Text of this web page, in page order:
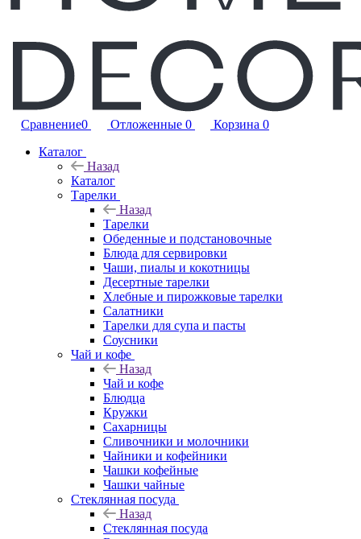
Сравнение0 Отложенные 0 Корзина 0
Каталог
Назад
Каталог
Тарелки
Назад
Тарелки
Обеденные и подстановочные
Блюда для сервировки
Чаши, пиалы и кокотницы
Десертные тарелки
Хлебные и пирожковые тарелки
Салатники
Тарелки для супа и пасты
Соусники
Чай и кофе
Назад
Чай и кофе
Блюдца
Кружки
Сахарницы
Сливочники и молочники
Чайники и кофейники
Чашки кофейные
Чашки чайные
Стеклянная посуда
Назад
Стеклянная посуда